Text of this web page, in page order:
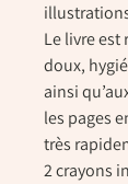
Le livre
doux,
ainsi
les pages
très
2 crayons